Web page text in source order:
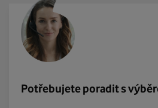
Potřebujete poradit s